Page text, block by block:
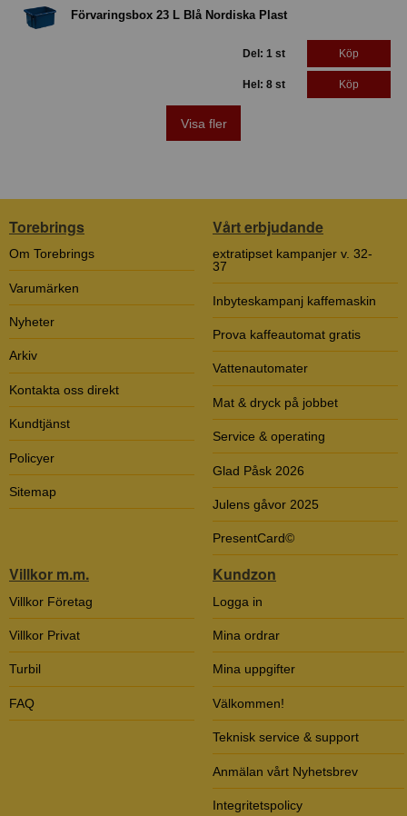
Förvaringsbox 23 L Blå Nordiska Plast
Del: 1 st Köp
Hel: 8 st Köp
Visa fler
Torebrings
Om Torebrings
Varumärken
Nyheter
Arkiv
Kontakta oss direkt
Kundtjänst
Policyer
Sitemap
Vårt erbjudande
extratipset kampanjer v. 32-
37
Inbyteskampanj kaffemaskin
Prova kaffeautomat gratis
Vattenautomater
Mat & dryck på jobbet
Service & operating
Glad Påsk 2026
Julens gåvor 2025
PresentCard©
Villkor m.m.
Villkor Företag
Villkor Privat
Turbil
FAQ
Kundzon
Logga in
Mina ordrar
Mina uppgifter
Välkommen!
Teknisk service & support
Anmälan vårt Nyhetsbrev
Integritetspolicy